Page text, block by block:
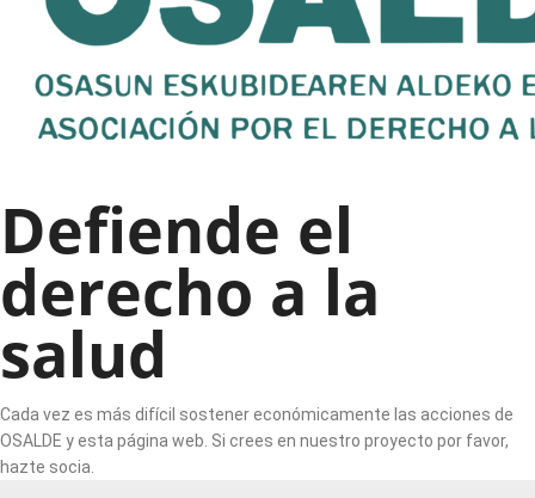
Defiende el
derecho a la
salud
Cada vez es más difícil sostener económicamente las acciones de
OSALDE y esta página web. Si crees en nuestro proyecto por favor,
hazte socia.